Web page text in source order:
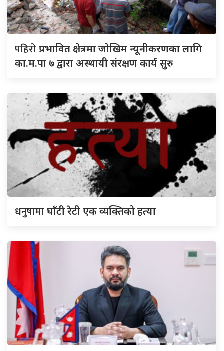
पहिरोप्रभावित क्षेत्रमा जोखिम न्यूनीकरणका लागि
का.म.पा ७ द्वारा अस्थायी संरक्षण कार्य सुरु
धनुषामाघाँटी रेटी एक व्यक्तिको हत्या